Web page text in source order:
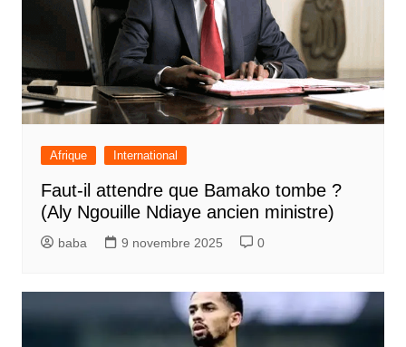
Afrique International
Faut-il attendre que Bamako tombe ?
(Aly Ngouille Ndiaye ancien ministre)
baba 9 novembre 2025 0